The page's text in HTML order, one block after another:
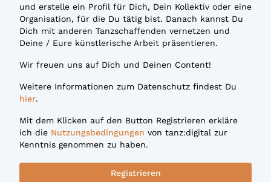
und erstelle ein Profil für Dich, Dein Kollektiv oder eine
Organisation, für die Du tätig bist. Danach kannst Du
Dich mit anderen Tanzschaffenden vernetzen und
Deine / Eure künstlerische Arbeit präsentieren.
Wir freuen uns auf Dich und Deinen Content!
Weitere Informationen zum Datenschutz findest Du
hier.
Mit dem Klicken auf den Button Registrieren erkläre
ich die Nutzungsbedingungen von tanz:digital zur
Kenntnis genommen zu haben.